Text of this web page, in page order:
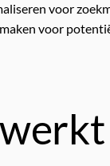
voor
voor